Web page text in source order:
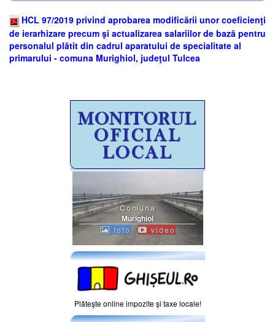
HCL 97/2019 privind aprobarea modificării unor coeficienţi
de ierarhizare precum şi actualizarea salariilor de bază pentru
personalul plătit din cadrul aparatului de specialitate al
primarului - comuna Murighiol, judeţul Tulcea
Comuna
Murighiol
foto video
Plăteşte online impozite şi taxe locale!